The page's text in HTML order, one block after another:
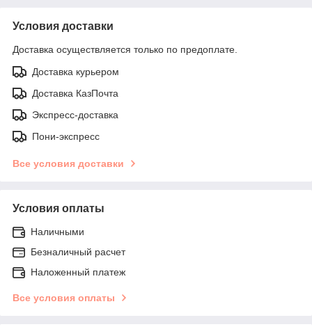
Условия доставки
Доставка осуществляется только по предоплате.
Доставка курьером
Доставка КазПочта
Экспресс-доставка
Пони-экспресс
Все условия доставки
Условия оплаты
Наличными
Безналичный расчет
Наложенный платеж
Все условия оплаты